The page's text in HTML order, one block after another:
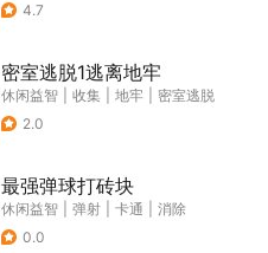
4.7
密室逃脱1逃离地牢
休闲益智 收集 地牢
密室逃脱
2.0
最强弹球打砖块
休闲益智 弹射 卡通
消除
0.0